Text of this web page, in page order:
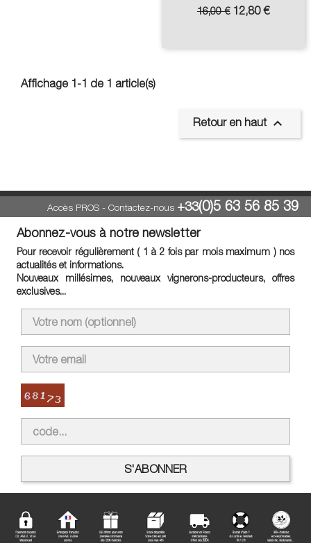
Prix
16,00 € Prix
12,80 €
Affichage 1-1 de 1 article(s)
Retour en haut 
Accès PROS- Contactez-nous +33(0)5 63 56 85 39
Abonnez-vous à notre newsletter
Pour recevoir régulièrement ( 1 à 2 fois par mois maximum ) nos
actualités et informations.
Nouveaux millésimes, nouveaux vignerons-producteurs, offres
exclusives...